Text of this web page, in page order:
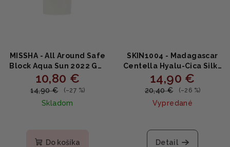
MISSHA - All Around Safe
Block Aqua Sun 2022 Gel
SPF50 PA++++ - Gélový
opaľovací krém 50ml
10,80 €
14,90 € (–27 %)
Skladom
Do košíka
SKIN1004 - Madagascar
Centella Hyalu-Cica Silky
Fit Sun Stick - Ochranna
Hydratačná tyčinka s SPF
14,90 €
20,40 € (–26 %)
Vypredané
hodnotenie
produktu
Detail